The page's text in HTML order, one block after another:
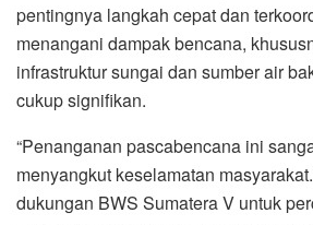
pentingnya langkah cepat dan
menangani dampak bencana,
infrastruktur sungai dan sumber air
cukup signifikan.
“Penanganan pascabencana ini
menyangkut keselamatan
dukungan BWS Sumatera V untuk